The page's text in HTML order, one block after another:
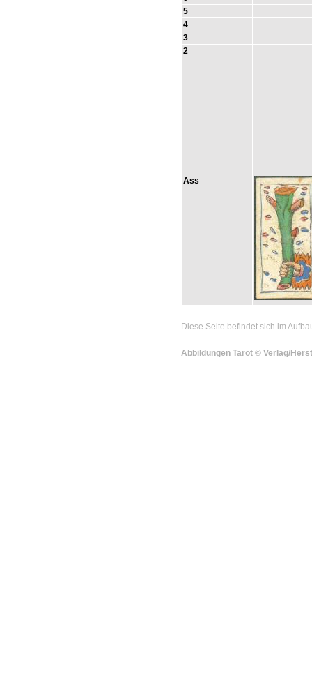
5
4
3
2
Ass
Diese Seite befindet sich im
Abbildungen Tarot © Verlag/